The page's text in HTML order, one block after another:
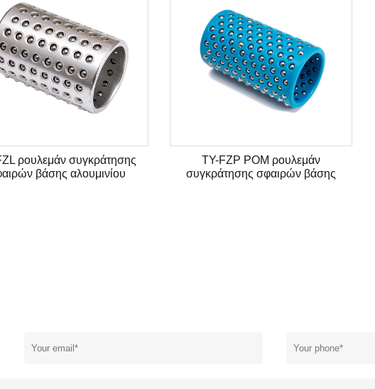
ρουλεμάν συγκράτησης
βάσης αλουμινίου
TY-FZP POM ρουλεμάν
συγκράτησης σφαιρών βάσης